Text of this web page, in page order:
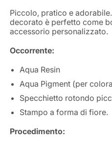
Piccolo, pratico e
decorato è perfetto come
accessorio personalizzato.
Occorrente:
Aqua Resin
Aqua Pigment (per
Specchietto rotondo
Stampo a forma di fiore.
Procedimento: